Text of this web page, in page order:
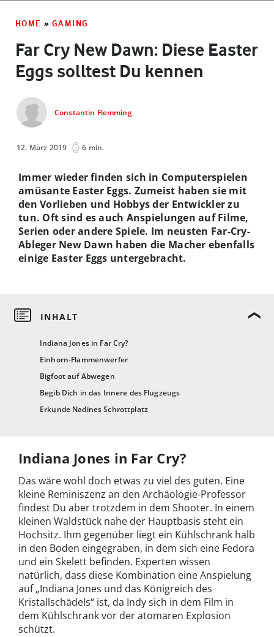
HOME » GAMING
Far Cry New Dawn: Diese Easter
Eggs solltest Du kennen
Constantin Flemming
12. März 2019 6 min.
Indiana Jones in Far Cry?
Einhorn-Flammenwerfer
Bigfoot auf Abwegen
Begib Dich in das Innere des Flugzeugs
Erkunde Nadines Schrottplatz
Immer wieder finden sich in Computerspielen
amüsante Easter Eggs. Zumeist haben sie mit
den Vorlieben und Hobbys der Entwickler zu
tun. Oft sind es auch Anspielungen auf Filme,
Serien oder andere Spiele. Im neusten Far-Cry-
Ableger New Dawn haben die Macher ebenfalls
einige Easter Eggs untergebracht.
Indiana Jones in Far Cry?
Das wäre wohl doch etwas zu viel des guten. Eine
kleine Reminiszenz an den Archäologie-Professor
findest Du aber trotzdem in dem Shooter. In einem
kleinen Waldstück nahe der Hauptbasis steht ein
Hochsitz. Ihm gegenüber liegt ein Kühlschrank halb
in den Boden eingegraben, in dem sich eine Fedora
und ein Skelett befinden. Experten wissen
natürlich, dass diese Kombination eine Anspielung
auf „Indiana Jones und das Königreich des
Kristallschädels“ ist, da Indy sich in dem Film in
dem Kühlschrank vor der atomaren Explosion
schützt.